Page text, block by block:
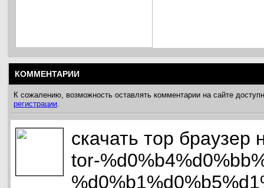
КОММЕНТАРИИ
К сожалению, возможность оставлять комментарии на сайте
регистрации.
скачать тор
tor-